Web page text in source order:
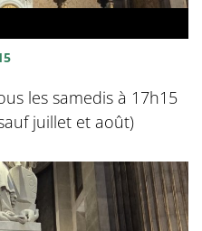
les samedis à 17h15
juillet et août)